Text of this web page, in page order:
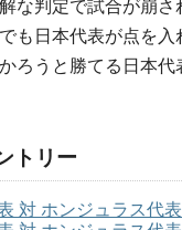
な判定で試合が崩さ
も日本代表が点を入
ろうと勝てる日本代
トリー
対 ホンジュラス代